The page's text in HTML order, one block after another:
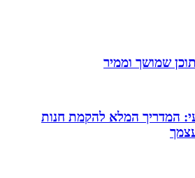
שמושך וממיר
המדריך המלא להקמת חנות